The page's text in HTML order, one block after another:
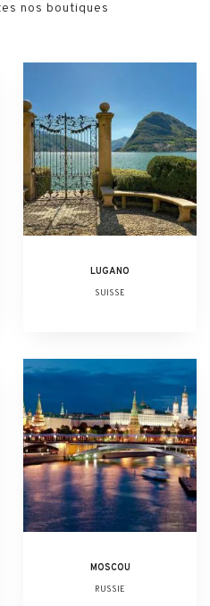
nos boutiques
LUGANO
SUISSE
MOSCOU
RUSSIE